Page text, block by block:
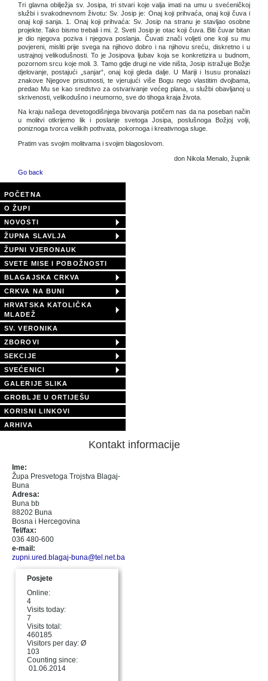
Tri glavna obilježja sv. Josipa, tri stvari koje valja imati na umu u svećeničkoj
službi i svakodnevnom životu: Sv. Josip je: Onaj koji prihvaća, onaj koji čuva i
onaj koji sanja. 1. Onaj koji prihvaća: Sv. Josip na stranu je stavljao osobne
projekte. Tako bismo trebali i mi. 2. Sveti Josip je otac koji čuva. Biti čuvar bitan
je dio njegova poziva i njegova poslanja. Čuvati znači voljeti one koji su mu
povjereni, misliti prije svega na njihovo dobro i na njihovu sreću, diskretno i u
ustrajnoj velikodušnosti. To je Josipova ljubav koja se konkretizira u budnom,
pozornom srcu koje moli. 3. Tamo gdje drugi ne vide ništa, Josip istražuje Božje
djelovanje, postajući „sanjar“, onaj koji gleda dalje. U Mariji i Isusu pronalazi
znakove Njegove prisutnosti, te vjerujući više Bogu nego vlastitim dvojbama,
predao Mu se kao sredstvo za ostvarivanje većeg plana, u službi obavljanoj u
skrivenosti, velikodušno i neumorno, sve do tihoga kraja života.
Na kraju našega devetogodišnjega bivovanja potičem nas da na poseban način
u molitvi otkrijemo lik i poslanje svetoga Josipa, poslušnoga Božjoj volji,
poniznoga tvorca velikih pothvata, pokornoga i kreativnoga sluge.
Pratim vas svojim molitvama i svojim blagoslovom.
don Nikola Menalo, župnik
Go back
POČETNA
O ŽUPI
NOVOSTI
ŽUPNA SLAVLJA
ŽUPNI VJERONAUK
SVETE MISE I POBOŽNOSTI
BLAGAJSKA CRKVA
CRKVA NA BUNI
HRVATSKA KATOLIČKA
MLADEŽ
SV. VERONIKA
ZBOROVI
SEKCIJE
SVEĆENICI
GALERIJE SLIKA
GROBLJE U ORTIJEŠU
KORISNI LINKOVI
ARHIVA
Kontakt informacije
Ime:
Župa Presvetoga Trojstva Blagaj-
Buna
Adresa:
Buna bb
88202 Buna
Bosna i Hercegovina
Tel/fax:
036 480-600
e-mail:
zupni.ured.blagaj-buna@tel.net.ba
Posjete
Online:
4
Visits today:
7
Visits total:
460185
Visitors per day: Ø
103
Counting since:
01.06.2014